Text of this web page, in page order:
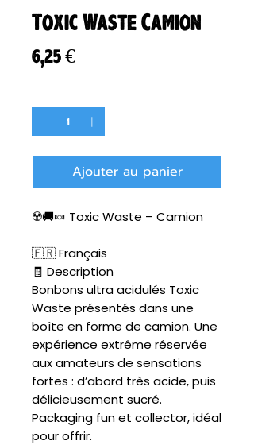
Toxic Waste Camion
6,25 €Prix
Ajouter au panier
☢️🚚🍬 Toxic Waste – Camion
🇫🇷 Français
🧾 Description
Bonbons ultra acidulés Toxic
Waste présentés dans une
boîte en forme de camion. Une
expérience extrême réservée
aux amateurs de sensations
fortes : d’abord très acide, puis
délicieusement sucré.
Packaging fun et collector, idéal
pour offrir.